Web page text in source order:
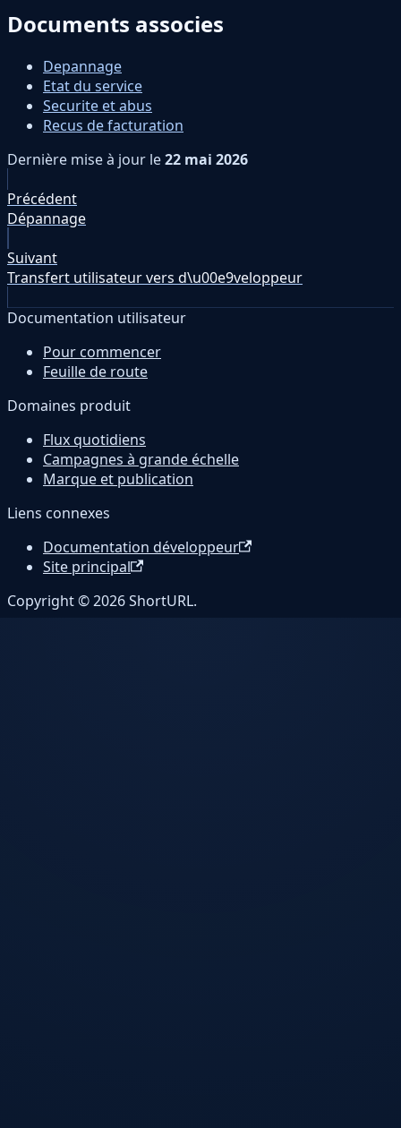
Documents associes
Depannage
Etat du service
Securite et abus
Recus de facturation
Dernière mise à jour le22 mai 2026
Précédent
Dépannage
Suivant
Transfert utilisateur vers d\u00e9veloppeur
Documentation utilisateur
Pour commencer
Feuille de route
Domaines produit
Flux quotidiens
Campagnes à grande échelle
Marque et publication
Liens connexes
Documentation développeur
Site principal
Copyright © 2026 ShortURL.